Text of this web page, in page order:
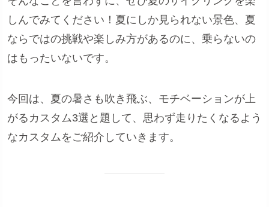
しんでみてください！夏にしか見られない景色、夏
ならではの挑戦や楽しみ方があるのに、乗らないの
はもったいないです。
今回は、夏の暑さも吹き飛ぶ、モチベーションが上
がるカスタム3選と題して、思わず走りたくなるよう
なカスタムをご紹介していきます。